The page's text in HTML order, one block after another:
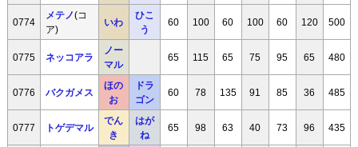
0774
メテノ(コ
ア)
いわ
ひこ
う
60 100 60 100 60 120 500
0775 ネッコアラ
ノー
マル
65 115 65 75 95 65 480
0776 バクガメス
ほの
お
ドラ
ゴン
60 78 135 91 85 36 485
0777 トゲデマル
でん
き
はが
ね
65 98 63 40 73 96 435